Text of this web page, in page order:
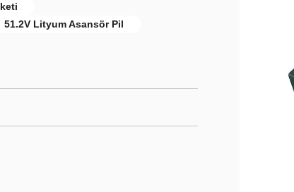
51.2V Lityum Asansör Pil